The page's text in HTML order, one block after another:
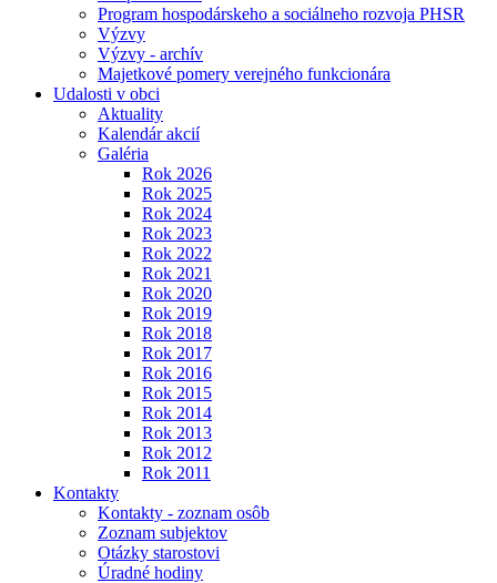
Program hospodárskeho a sociálneho rozvoja PHSR
Výzvy
Výzvy - archív
Majetkové pomery verejného funkcionára
Udalosti v obci
Aktuality
Kalendár akcií
Galéria
Rok 2026
Rok 2025
Rok 2024
Rok 2023
Rok 2022
Rok 2021
Rok 2020
Rok 2019
Rok 2018
Rok 2017
Rok 2016
Rok 2015
Rok 2014
Rok 2013
Rok 2012
Rok 2011
Kontakty
Kontakty - zoznam osôb
Zoznam subjektov
Otázky starostovi
Úradné hodiny